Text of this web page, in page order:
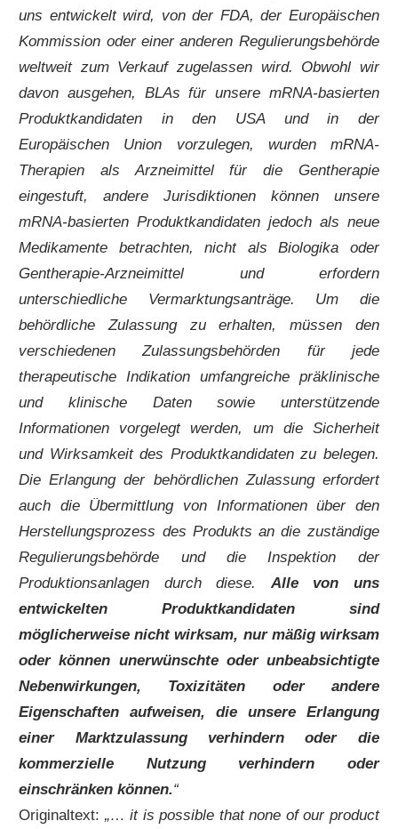
uns entwickelt wird, von der FDA, der Europäischen
Kommission oder einer anderen Regulierungsbehörde
weltweit zum Verkauf zugelassen wird. Obwohl wir
davon ausgehen, BLAs für unsere mRNA-basierten
Produktkandidaten in den USA und in der
Europäischen Union vorzulegen, wurden mRNA-
Therapien als Arzneimittel für die Gentherapie
eingestuft, andere Jurisdiktionen können unsere
mRNA-basierten Produktkandidaten jedoch als neue
Medikamente betrachten, nicht als Biologika oder
Gentherapie-Arzneimittel und erfordern
unterschiedliche Vermarktungsanträge. Um die
behördliche Zulassung zu erhalten, müssen den
verschiedenen Zulassungsbehörden für jede
therapeutische Indikation umfangreiche präklinische
und klinische Daten sowie unterstützende
Informationen vorgelegt werden, um die Sicherheit
und Wirksamkeit des Produktkandidaten zu belegen.
Die Erlangung der behördlichen Zulassung erfordert
auch die Übermittlung von Informationen über den
Herstellungsprozess des Produkts an die zuständige
Regulierungsbehörde und die Inspektion der
Produktionsanlagen durch diese. Alle von uns
entwickelten Produktkandidaten sind
möglicherweise nicht wirksam, nur mäßig wirksam
oder können unerwünschte oder unbeabsichtigte
Nebenwirkungen, Toxizitäten oder andere
Eigenschaften aufweisen, die unsere Erlangung
einer Marktzulassung verhindern oder die
kommerzielle Nutzung verhindern oder
einschränken können.“
Originaltext: „… it is possible that none of our product